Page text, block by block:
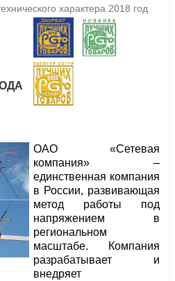
характера 2018 год
ОАО «Сетевая
компания» –
единственная компания
в России, развивающая
метод работы под
напряжением в
региональном
масштабе. Компания
разрабатывает и
внедряет